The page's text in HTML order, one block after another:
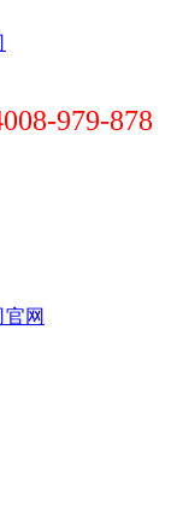
979-878